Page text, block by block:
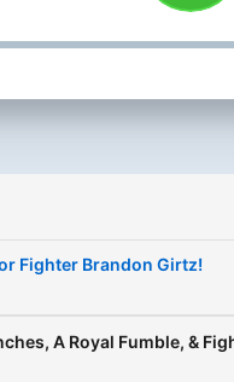
Fighter Brandon Girtz!
A Royal Fumble, &